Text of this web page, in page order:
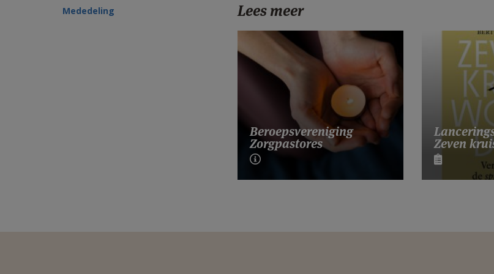
Mededeling Lees meer
Beroepsvereniging
Zorgpastores Zeven